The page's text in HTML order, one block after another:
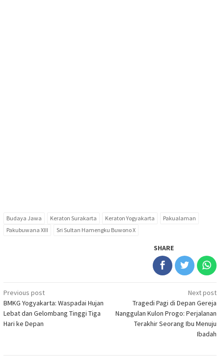
Budaya Jawa Keraton Surakarta Keraton Yogyakarta
Pakualaman
Pakubuwana XIII
Sri Sultan Hamengku Buwono X
SHARE
Post
navigation
Previous post
BMKG Yogyakarta: Waspadai Hujan
Lebat dan Gelombang Tinggi Tiga
Hari ke Depan
Next post
Tragedi Pagi di Depan Gereja
Nanggulan Kulon Progo: Perjalanan
Terakhir Seorang Ibu Menuju
Ibadah